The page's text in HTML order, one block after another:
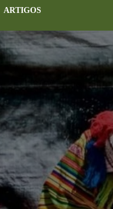
ARTIGOS